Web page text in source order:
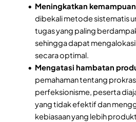
Meningkatkan
dibekali metode sistematis
tugas yang paling
sehingga dapat
secara optimal.
Mengatasi hambatan
pemahaman tentang
perfeksionisme, peserta
yang tidak efektif dan
kebiasaan yang lebih